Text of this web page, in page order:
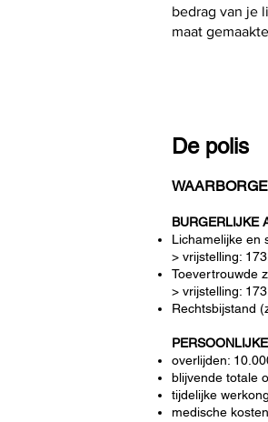
bedrag van je
maat
De polis
BURGERLIJKE
Lichamelijke en
> vrijstelling:
Toevertrouwde
> vrijstelling:
Rechtsbijstand
overlijden:
blijvende totale
tijdelijke
medische